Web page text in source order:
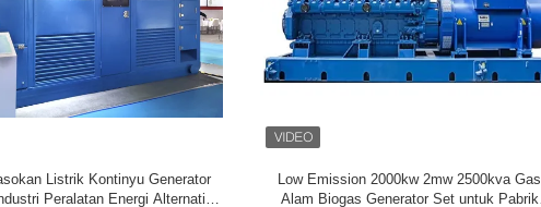
Berkecepatan Tinggi MWM Gas
Genset TCG3016
Cummins Air Dingin Gas Generator 400V /
230V Gas Alam Genset